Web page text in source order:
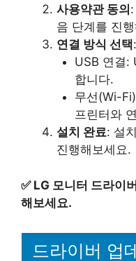
사용약관 동의
음 단계를 진
연결 방식 선택:
USB 연결:
합니다.
무선(Wi-
프린터와
설치 완료: 설
진행해보세요.
✅ LG 모니터 드라이
해보세요.
드라이버 업